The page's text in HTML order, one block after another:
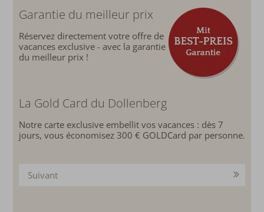
Garantie du meilleur prix
Réservez directement votre offre de
vacances exclusive - avec la garantie
du meilleur prix !
La Gold Card du Dollenberg
Notre carte exclusive embellit vos vacances : dès 7
jours, vous économisez 300 € GOLDCard par personne.
Suivant